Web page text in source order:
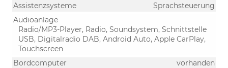
Assistenzsysteme
Sprachsteuerung
Audioanlage
Radio/MP3-Player, Radio, Soundsystem, Schnittstelle
USB, Digitalradio DAB, Android Auto, Apple CarPlay,
Touchscreen
Bordcomputer
vorhanden